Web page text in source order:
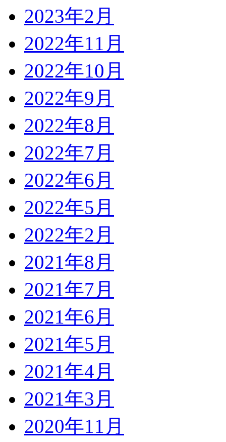
2023年2月
2022年11月
2022年10月
2022年9月
2022年8月
2022年7月
2022年6月
2022年5月
2022年2月
2021年8月
2021年7月
2021年6月
2021年5月
2021年4月
2021年3月
2020年11月